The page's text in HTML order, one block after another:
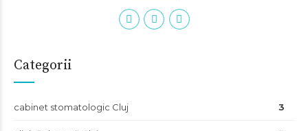
Categorii
cabinet stomatologic Cluj 3